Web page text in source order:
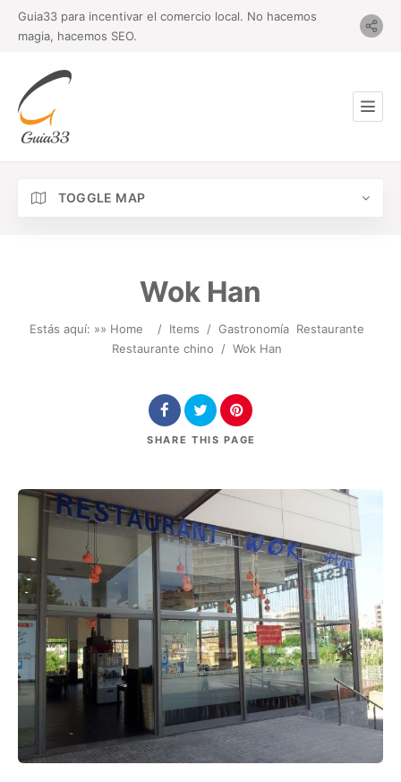
Guia33 para incentivar el comercio local. No hacemos
magia, hacemos SEO.
TOGGLE MAP
Wok Han
Estás aquí: »» Home / Items / Gastronomía Restaurante
Restaurante chino
/ Wok Han
SHARE THIS PAGE